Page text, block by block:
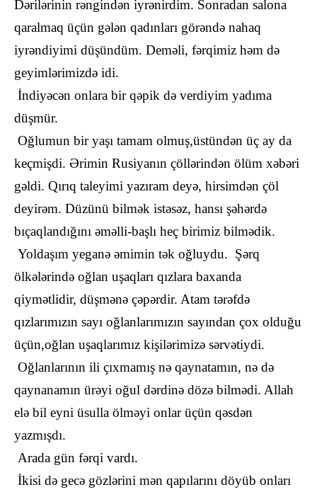
Dərilərinin rəngindən iyrənirdim. Sonradan salona
qaralmaq üçün gələn qadınları görəndə nahaq
iyrəndiyimi düşündüm. Deməli, fərqimiz həm də
geyimlərimizdə idi.
İndiyəcən onlara bir qəpik də verdiyim yadıma
düşmür.
Oğlumun bir yaşı tamam olmuş,üstündən üç ay da
keçmişdi. Ərimin Rusiyanın çöllərindən ölüm xəbəri
gəldi. Qırıq taleyimi yazıram deyə, hirsimdən çöl
deyirəm. Düzünü bilmək istəsəz, hansı şəhərdə
bıçaqlandığını əməlli-başlı heç birimiz bilmədik.
Yoldaşım yeganə əmimin tək oğluydu. Şərq
ölkələrində oğlan uşaqları qızlara baxanda
qiymətlidir, düşmənə çəpərdir. Atam tərəfdə
qızlarımızın sayı oğlanlarımızın sayından çox olduğu
üçün,oğlan uşaqlarımız kişilərimizə sərvətiydi.
Oğlanlarının ili çıxmamış nə qaynatamın, nə də
qaynanamın ürəyi oğul dərdinə dözə bilmədi. Allah
elə bil eyni üsulla ölməyi onlar üçün qəsdən
yazmışdı.
Arada gün fərqi vardı.
İkisi də gecə gözlərini mən qapılarını döyüb onları